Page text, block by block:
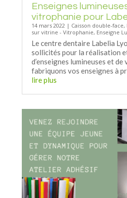
Enseignes
vitrophanie pour
14 mars 2022| Caisson double-face,
sur vitrine - Vitrophanie, Enseigne
Le centre dentaire Labelia
sollicités pour la réalisation
d’enseignes lumineuses et
fabriquons vos enseignes à
lire plus